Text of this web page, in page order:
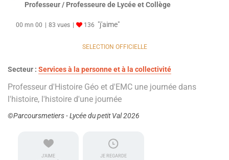
Professeur / Professeure de Lycée et Collège
00 mn 00 83 vues 136 "j'aime"
SELECTION OFFICIELLE
Secteur : Services à la personne et à la collectivité
Professeur d'Histoire Géo et d'EMC une journée dans
l'histoire, l'histoire d'une journée
©Parcoursmetiers - Lycée du petit Val 2026
J'AIME
JE REGARDE